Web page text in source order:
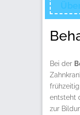
Bei der
entsteht
zur